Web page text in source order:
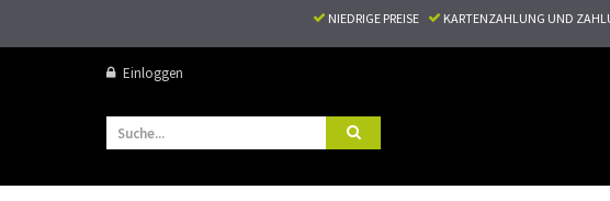
NIEDRIGE PREISE KARTENZAHLUNG UND
Einloggen